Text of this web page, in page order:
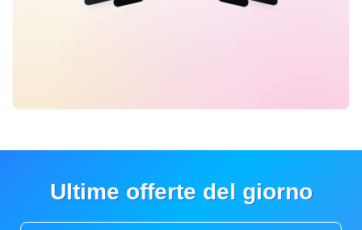
Ultime offerte del giorno